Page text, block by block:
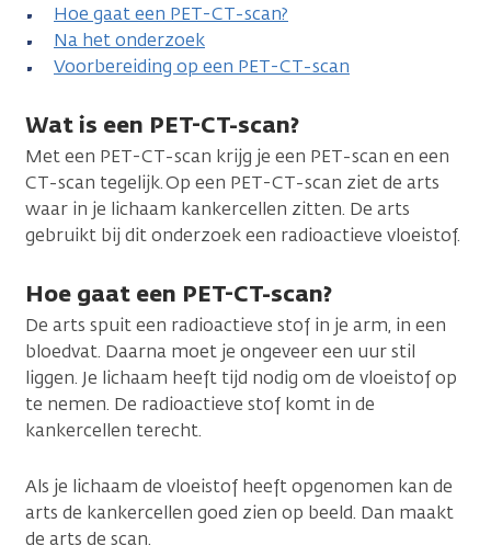
Hoe gaat een PET-CT-scan?
Na het onderzoek
Voorbereiding op een PET-CT-scan
Wat is een PET-CT-scan?
Met een PET-CT-scan krijg je een PET-scan en een
CT-scan tegelijk. Op een PET-CT-scan ziet de arts
waar in je lichaam kankercellen zitten. De arts
gebruikt bij dit onderzoek een radioactieve vloeistof.
Hoe gaat een PET-CT-scan?
De arts spuit een radioactieve stof in je arm, in een
bloedvat. Daarna moet je ongeveer een uur stil
liggen. Je lichaam heeft tijd nodig om de vloeistof op
te nemen. De radioactieve stof komt in de
kankercellen terecht.
Als je lichaam de vloeistof heeft opgenomen kan de
arts de kankercellen goed zien op beeld. Dan maakt
de arts de scan.